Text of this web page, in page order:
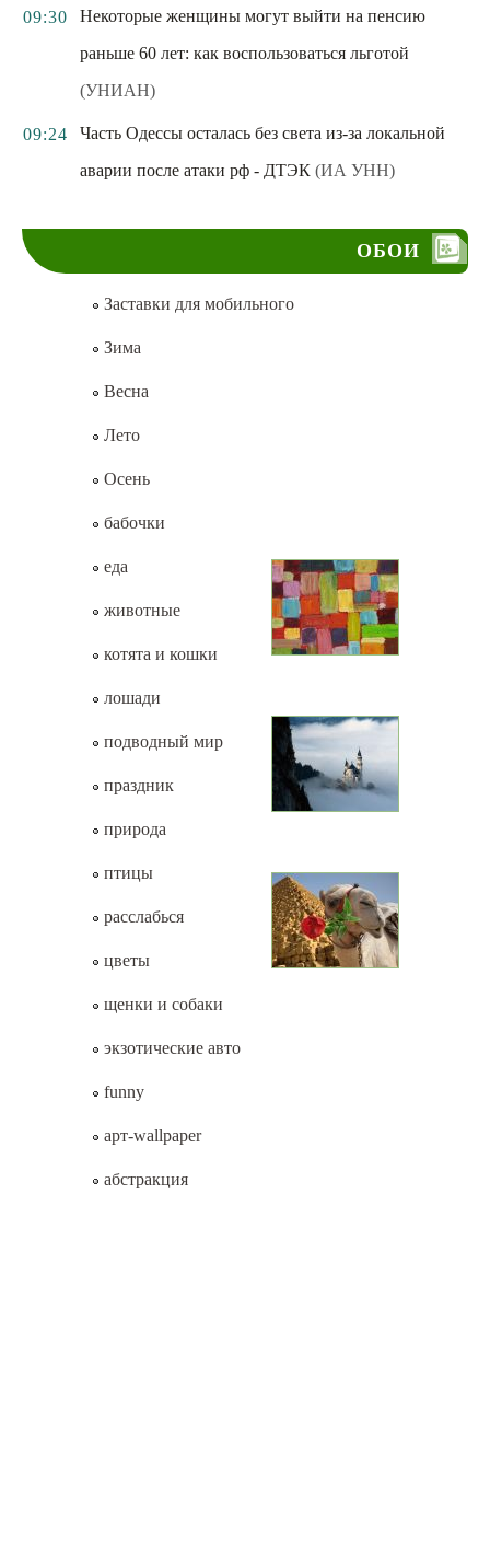
09:30
Некоторые женщины могут выйти на пенсию
раньше 60 лет: как воспользоваться льготой
(УНИАН)
09:24
Часть Одессы осталась без света из-за локальной
аварии после атаки рф - ДТЭК (ИА УНН)
ОБОИ
Заставки для мобильного
Зима
Весна
Лето
Осень
бабочки
еда
животные
котята и кошки
лошади
подводный мир
праздник
природа
птицы
расслабься
цветы
щенки и собаки
экзотические авто
funny
арт-wallpaper
абстракция